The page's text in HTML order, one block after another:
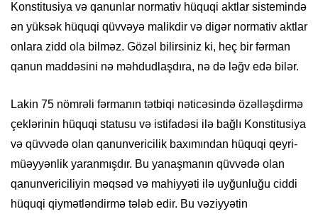
Konstitusiya və qanunlar normativ hüquqi aktlar sistemində
ən yüksək hüquqi qüvvəyə malikdir və digər normativ aktlar
onlara zidd ola bilməz. Gözəl bilirsiniz ki, heç bir fərman
qanun maddəsini nə məhdudlaşdıra, nə də ləğv edə bilər.
Lakin 75 nömrəli fərmanın tətbiqi nəticəsində özəlləşdirmə
çeklərinin hüquqi statusu və istifadəsi ilə bağlı Konstitusiya
və qüvvədə olan qanunvericilik baxımından hüquqi qeyri-
müəyyənlik yaranmışdır. Bu yanaşmanın qüvvədə olan
qanunvericiliyin məqsəd və mahiyyəti ilə uyğunluğu ciddi
hüquqi qiymətləndirmə tələb edir. Bu vəziyyətin